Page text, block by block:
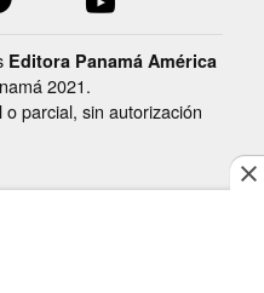
Editora Panamá América
2021.
parcial, sin autorización